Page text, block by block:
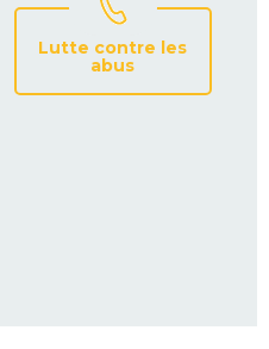
Lutte contre les
abus